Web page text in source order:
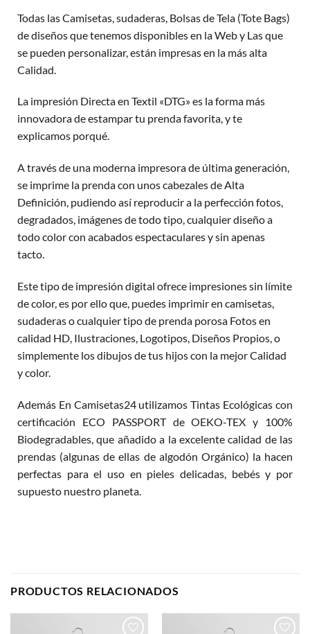
Todas las Camisetas, sudaderas, Bolsas de Tela (Tote Bags)
de diseños que tenemos disponibles en la Web y Las que
se pueden personalizar, están impresas en la más alta
Calidad.
La impresión Directa en Textil «DTG» es la forma más
innovadora de estampar tu prenda favorita, y te
explicamos porqué.
A través de una moderna impresora de última generación,
se imprime la prenda con unos cabezales de Alta
Definición, pudiendo así reproducir a la perfección fotos,
degradados, imágenes de todo tipo, cualquier diseño a
todo color con acabados espectaculares y sin apenas
tacto.
Este tipo de impresión digital ofrece impresiones sin límite
de color, es por ello que, puedes imprimir en camisetas,
sudaderas o cualquier tipo de prenda porosa Fotos en
calidad HD, Ilustraciones, Logotipos, Diseños Propios, o
simplemente los dibujos de tus hijos con la mejor Calidad
y color.
Además En Camisetas24 utilizamos Tintas Ecológicas con
certificación ECO PASSPORT de OEKO-TEX y 100%
Biodegradables, que añadido a la excelente calidad de las
prendas (algunas de ellas de algodón Orgánico) la hacen
perfectas para el uso en pieles delicadas, bebés y por
supuesto nuestro planeta.
PRODUCTOS RELACIONADOS